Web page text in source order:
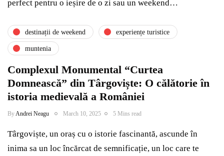
perfect pentru o ieșire de o zi sau un weekend…
destinații de weekend experiențe turistice
muntenia
Complexul Monumental “Curtea
Domnească” din Târgoviște: O călătorie în
istoria medievală a României
ByAndrei Neagu March 10, 2025 5 Mins read
Târgoviște, un oraș cu o istorie fascinantă, ascunde în
inima sa un loc încărcat de semnificație, un loc care te